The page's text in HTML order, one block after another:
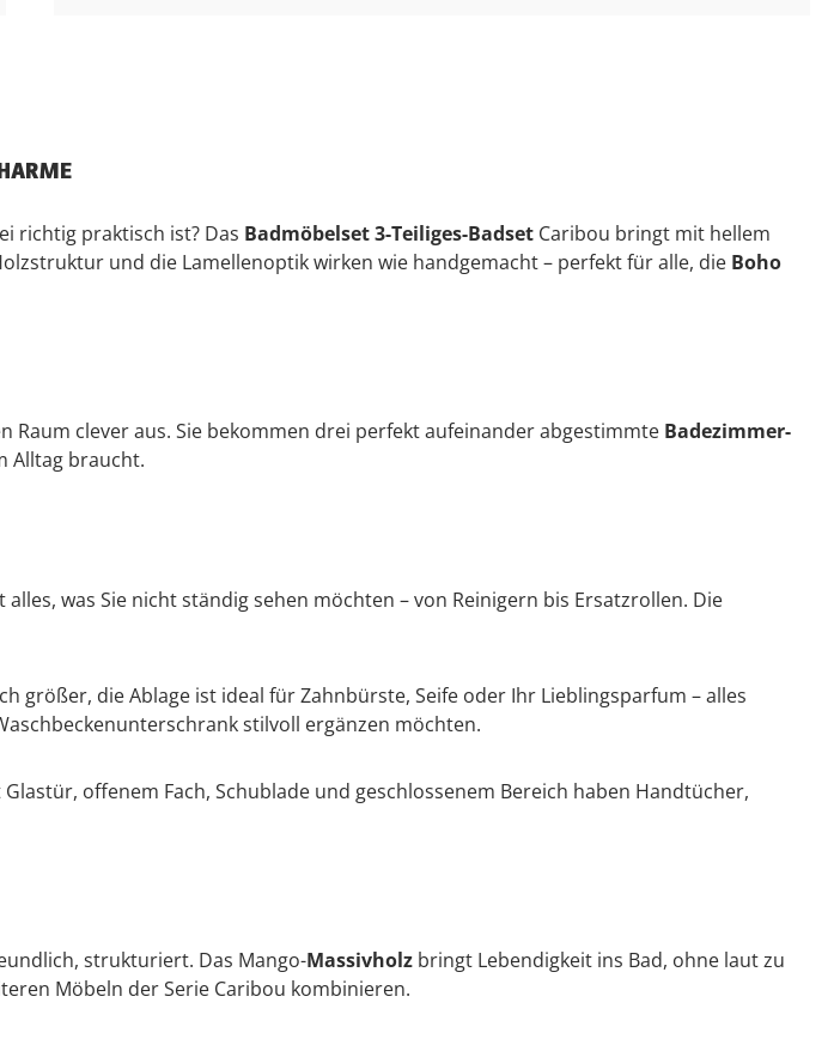
richtig praktisch ist? Das Badmöbelset 3-Teiliges-Badset Caribou bringt mit hellem
und die Lamellenoptik wirken wie handgemacht – perfekt für alle, die Boho
Raum clever aus. Sie bekommen drei perfekt aufeinander abgestimmte Badezimmer-
Alltag braucht.
was Sie nicht ständig sehen möchten – von Reinigern bis Ersatzrollen. Die
größer, die Ablage ist ideal für Zahnbürste, Seife oder Ihr Lieblingsparfum – alles
stilvoll ergänzen möchten.
offenem Fach, Schublade und geschlossenem Bereich haben Handtücher,
strukturiert. Das Mango-Massivholz bringt Lebendigkeit ins Bad, ohne laut zu
Möbeln der Serie Caribou kombinieren.